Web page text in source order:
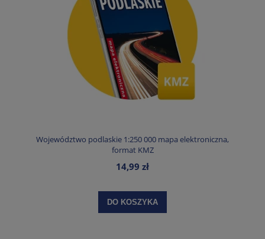
Województwo podlaskie 1:250 000 mapa elektroniczna,
format KMZ
14,99 zł
DO KOSZYKA